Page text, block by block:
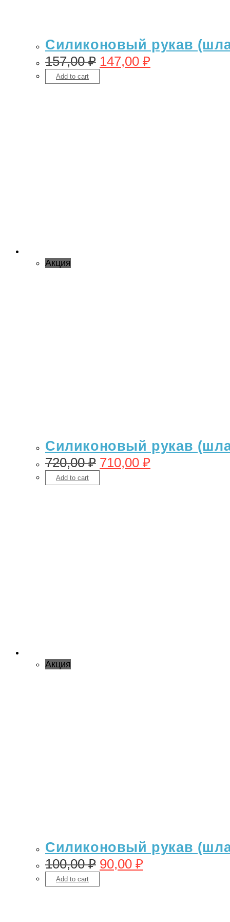
Силиконовый рукав
157,00₽ 147,00 ₽
Add to cart
Акция
Силиконовый рукав
720,00₽ 710,00 ₽
Add to cart
Акция
Силиконовый рукав
100,00₽ 90,00 ₽
Add to cart